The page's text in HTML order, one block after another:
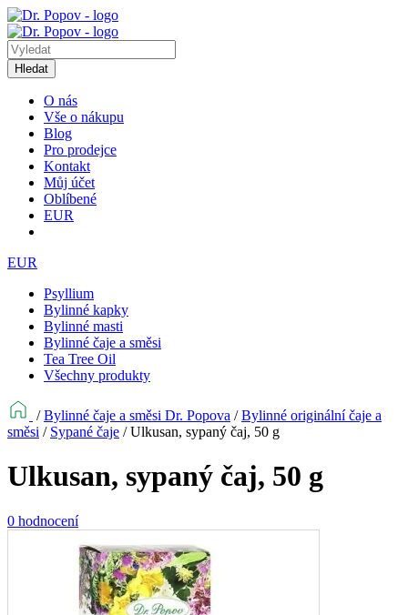
Hledat
O nás
Vše o nákupu
Blog
Pro prodejce
Kontakt
Můj účet
Oblíbené
EUR
EUR
Psyllium
Bylinné kapky
Bylinné masti
Bylinné čaje a směsi
Tea Tree Oil
Všechny produkty
/Bylinné čaje a směsi Dr. Popova /Bylinné originální čaje a
směsi / Sypané čaje /Ulkusan, sypaný čaj, 50 g
Ulkusan, sypaný čaj, 50 g
0 hodnocení